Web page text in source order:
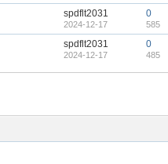
spdflt2031
2024-12-17
0
585
spdflt2031
2024-12-17
0
485